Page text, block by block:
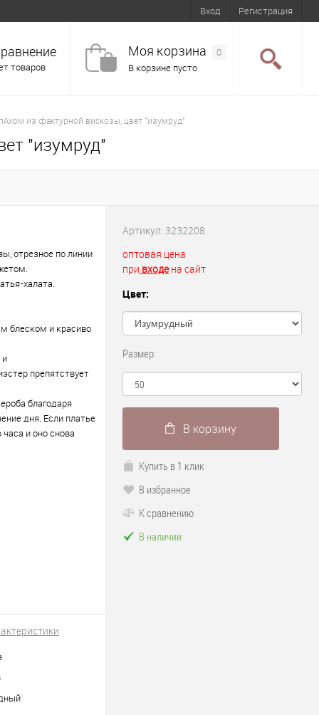
Вход Регистрация
товаров
Моя корзина
0
В корзине пусто
из фактурной вискозы, цвет "изумруд"
"изумруд"
отрезное по линии
халата.
блеском и красиво
и
препятствует
благодаря
дня. Если платье
и оно снова
Артикул: 3232208
оптовая цена
при входена сайт
Цвет:
Размер:
В корзину
Купить в 1 клик
В избранное
К сравнению
В наличии